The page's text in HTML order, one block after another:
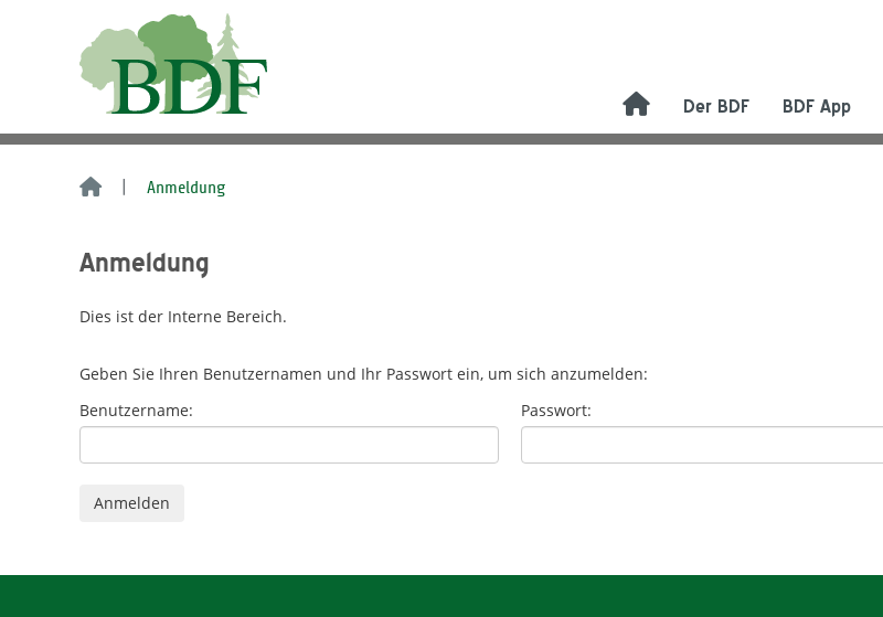
Der BDF BDF App
Anmeldung
Anmeldung
Dies ist der Interne Bereich.
Geben Sie Ihren Benutzernamen und Ihr Passwort ein, um sich anzumelden:
Benutzername:
Passwort: